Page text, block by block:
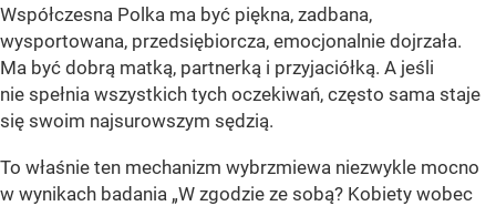
Współczesna Polka ma być piękna, zadbana,
wysportowana, przedsiębiorcza, emocjonalnie dojrzała.
Ma być dobrą matką, partnerką i przyjaciółką. A jeśli
nie spełnia wszystkich tych oczekiwań, często sama staje
się swoim najsurowszym sędzią.
To właśnie ten mechanizm wybrzmiewa niezwykle mocno
w wynikach badania „W zgodzie ze sobą? Kobiety wobec